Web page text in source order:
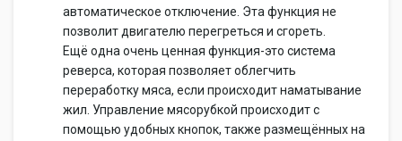
автоматическое отключение. Эта функция не
позволит двигателю перегреться и сгореть.
Ещё одна очень ценная функция-это система
реверса, которая позволяет облегчить
переработку мяса, если происходит наматывание
жил. Управление мясорубкой происходит с
помощью удобных кнопок, также размещённых на